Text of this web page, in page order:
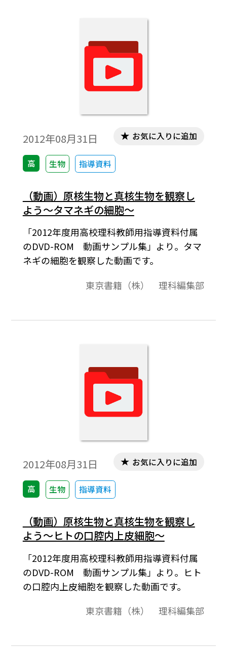
2012年08月31日
高 生物 指導資料
お気に入りに追加
（動画）原核生物と真核生物を観察し
よう～タマネギの細胞～
「2012年度用高校理科教師用指導資料付属
のDVD-ROM 動画サンプル集」より。タマ
ネギの細胞を観察した動画です。
東京書籍（株） 理科編集部
2012年08月31日
高 生物 指導資料
お気に入りに追加
（動画）原核生物と真核生物を観察し
よう～ヒトの口腔内上皮細胞～
「2012年度用高校理科教師用指導資料付属
のDVD-ROM 動画サンプル集」より。ヒト
の口腔内上皮細胞を観察した動画です。
東京書籍（株） 理科編集部